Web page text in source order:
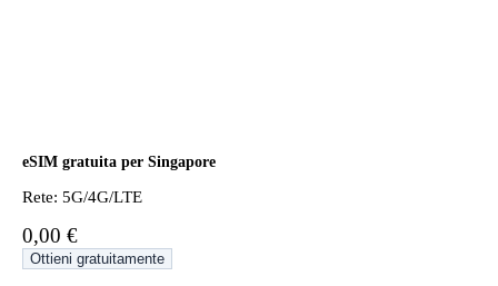
eSIM gratuita per Singapore
Rete: 5G/4G/LTE
0,00 €
Ottieni gratuitamente